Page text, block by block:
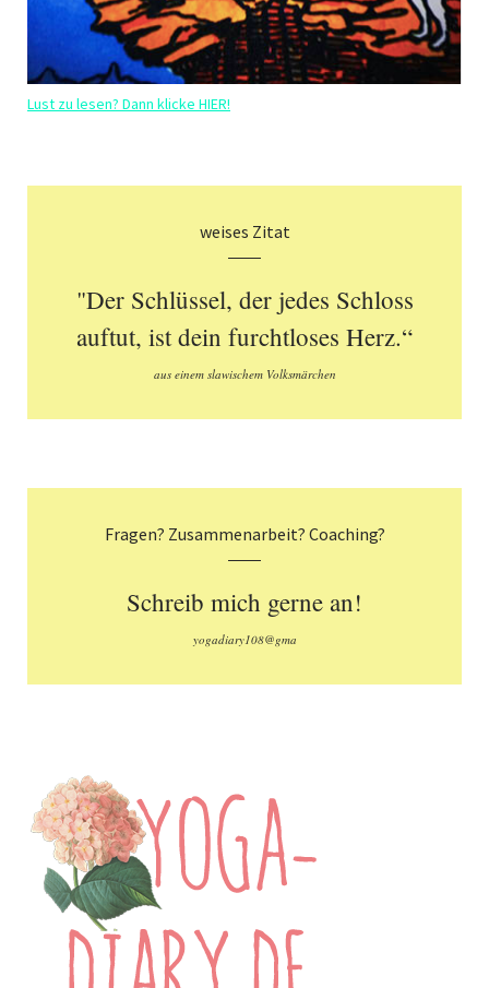
Lust zu lesen? Dann klicke HIER!
weises Zitat
"Der Schlüssel, der jedes Schloss
auftut, ist dein furchtloses Herz.“
aus einem slawischem Volksmärchen
Fragen? Zusammenarbeit? Coaching?
Schreib mich gerne an!
yogadiary108@gma